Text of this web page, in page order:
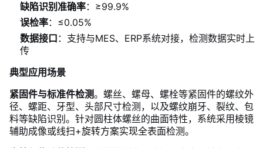
缺陷识别准确率：≥99.9%
误检率：≤0.05%
数据接口 ：支持与MES、ERP系统对接，检测数据实时上
传
典型应用场景
紧固件与标准件检测。螺丝、螺母、螺栓等紧固件的螺纹外
径、螺距、牙型、头部尺寸检测，以及螺纹崩牙、裂纹、包
料等缺陷识别。针对圆柱体螺丝的曲面特性，系统采用棱镜
辅助成像或线扫+旋转方案实现全表面检测。